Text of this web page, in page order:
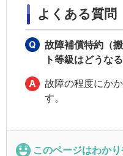
よくある質問
故障補償特約（
ト等級はどうな
故障の程度にか
す。
このページはわか